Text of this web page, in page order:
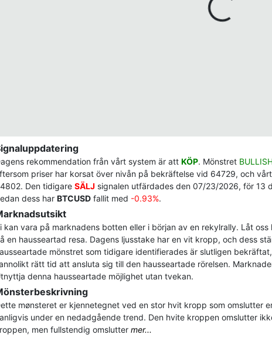
rekommendation från vårt system är att KÖP. Mönstret
priser har korsat över nivån på bekräftelse vid 64729, och
Den tidigare SÄLJ signalen utfärdades den 07/23/2026, för 13
dess har BTCUSD fallit med -0.93%.
kan vara på marknadens botten eller i början av en rekylrally. Låt
en hausseartad resa. Dagens ljusstake har en vit kropp, och dess
mönstret som tidigare identifierades är slutligen
rätt tid att ansluta sig till den hausseartade rörelsen.
denna hausseartade möjlighet utan tvekan.
mønsteret er kjennetegnet ved en stor hvit kropp som omslutter
under en nedadgående trend. Den hvite kroppen omslutter
men fullstendig omslutter mer...